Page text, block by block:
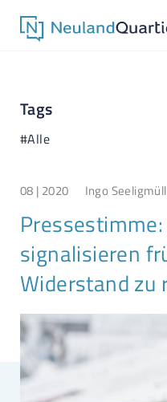
Tags
#Alle
08 | 2020 Ingo
signalisieren
Widerstand zu